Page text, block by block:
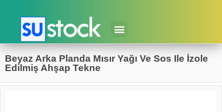
Beyaz Arka Planda Mısır Yağı Ve Sos Ile İzole
Edilmiş Ahşap Tekne